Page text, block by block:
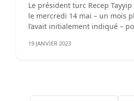
Le président turc Recep
le mercredi 14 mai – un mois
l’avait initialement indiqué –
19 JANVIER 2023